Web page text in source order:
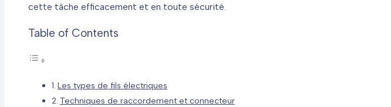
cette tâche efficacement et en toute sécurité.
Table of Contents
Les types de fils électriques
Techniques de raccordement et connecteur